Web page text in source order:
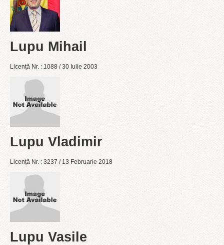
Lupu Mihail
Licență Nr. : 1088 / 30 Iulie 2003
Lupu Vladimir
Licență Nr. : 3237 / 13 Februarie 2018
Lupu Vasile